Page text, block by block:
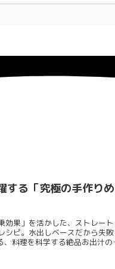
する「究極の手作りめ
効果」を活かした、ストレート
シピ。水出しベースだから失敗
、料理を科学する絶品お出汁の